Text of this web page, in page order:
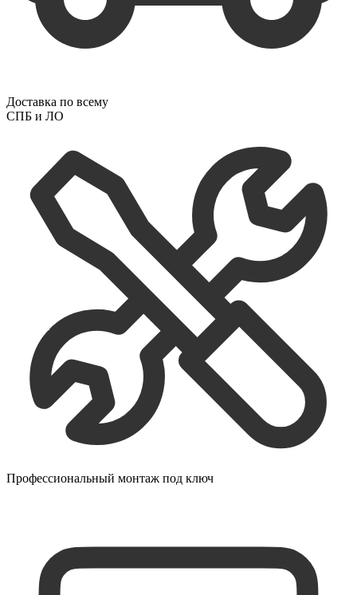
Доставка по всему
СПБ и ЛО
Профессиональный монтаж под ключ